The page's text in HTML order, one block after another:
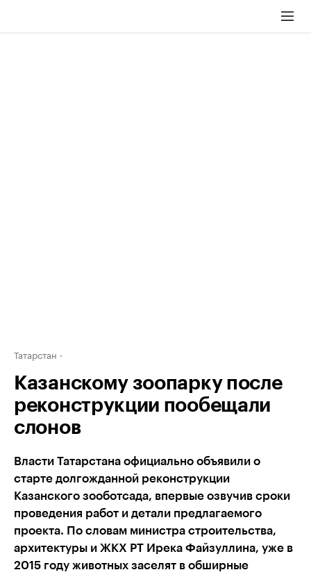
Татарстан
Казанскому зоопарку после
реконструкции пообещали
слонов
Власти Татарстана официально объявили о
старте долгожданной реконструкции
Казанского зооботсада, впервые озвучив сроки
проведения работ и детали предлагаемого
проекта. По словам министра строительства,
архитектуры и ЖКХ РТ Ирека Файзуллина, уже в
2015 году животных заселят в обширные